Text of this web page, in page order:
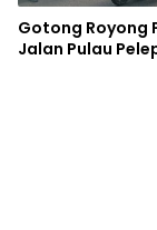
Gotong Royong
Jalan Pulau